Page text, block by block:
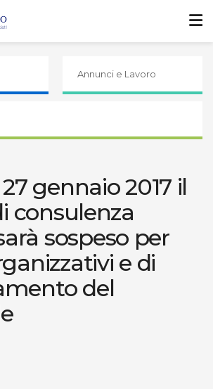
Annunci e Lavoro
gennaio 2017 il
consulenza
sospeso per
e di
del